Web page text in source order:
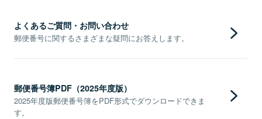
よくあるご質問・お問い合わせ
郵便番号に関するさまざまな疑問にお答えします。
郵便番号簿PDF（2025年度版）
2025年度版郵便番号簿をPDF形式でダウンロードできま
す。